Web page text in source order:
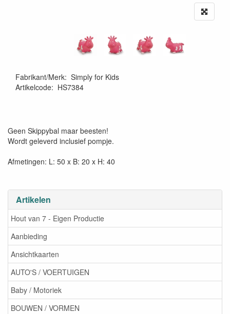
Artikelen
Hout van 7 - Eigen Productie
Aanbieding
Ansichtkaarten
AUTO'S / VOERTUIGEN
Baby / Motoriek
BOUWEN / VORMEN
Fabrikant/Merk: Simply for Kids
Artikelcode: HS7384
Geen Skippybal maar beesten!
Wordt geleverd inclusief pompje.
Afmetingen: L: 50 x B: 20 x H: 40